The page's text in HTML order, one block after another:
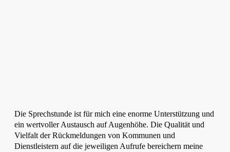
Die Sprechstunde ist für mich eine enorme Unterstützung und
ein wertvoller Austausch auf Augenhöhe. Die Qualität und
Vielfalt der Rückmeldungen von Kommunen und
Dienstleistern auf die jeweiligen Aufrufe bereichern meine